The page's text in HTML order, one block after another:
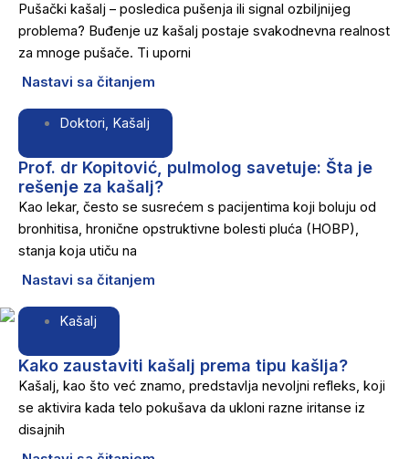
Pušački kašalj – posledica pušenja ili signal ozbiljnijeg
problema? Buđenje uz kašalj postaje svakodnevna realnost
za mnoge pušače. Ti uporni
Nastavi sa čitanjem
Doktori, Kašalj
Prof. dr Kopitović, pulmolog savetuje: Šta je
rešenje za kašalj?
Kao lekar, često se susrećem s pacijentima koji boluju od
bronhitisa, hronične opstruktivne bolesti pluća (HOBP),
stanja koja utiču na
Nastavi sa čitanjem
Kašalj
Kako zaustaviti kašalj prema tipu kašlja?
Kašalj, kao što već znamo, predstavlja nevoljni refleks, koji
se aktivira kada telo pokušava da ukloni razne iritanse iz
disajnih